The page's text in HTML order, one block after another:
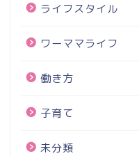
ライフスタイル
ワーママライフ
働き方
子育て
未分類